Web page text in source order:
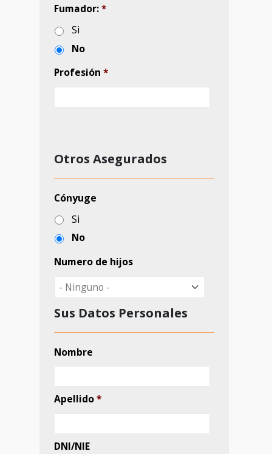
Apellido *
DNI/NIE
He leído y acepto la política de
Autorizo INOV al tratamiento de
mantenerme informado de sus